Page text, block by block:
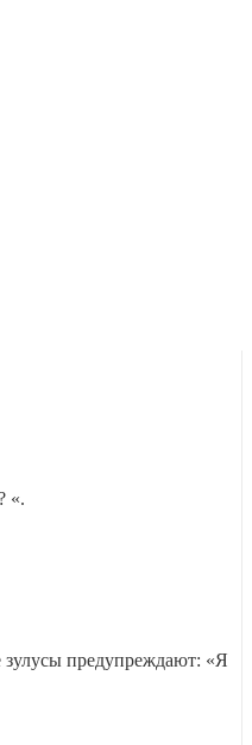
«.
зулусы предупреждают: «Я